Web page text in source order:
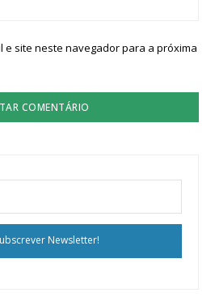
e site neste navegador para a próxima
Newsletter!